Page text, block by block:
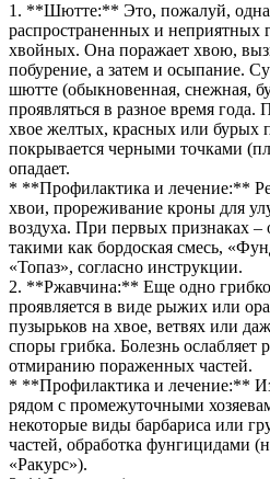
1. **Шютте:** Это, пожалуй,
распространенных и неприятных
хвойных. Она поражает хвою,
побурение, а затем и осыпание.
шютте (обыкновенная, снежная,
проявляться в разное время года.
хвое желтых, красных или бурых
покрывается черными точками
опадает.
* **Профилактика и лечение:**
хвои, прореживание кроны для
воздуха. При первых признаках –
такими как бордоская смесь,
«Топаз», согласно инструкции.
2. **Ржавчина:** Еще одно
проявляется в виде рыжих или
пузырьков на хвое, ветвях или
споры грибка. Болезнь ослабляет
отмиранию пораженных частей.
* **Профилактика и лечение:**
рядом с промежуточными
некоторые виды барбариса или
частей, обработка фунгицидами
«Ракурс»).